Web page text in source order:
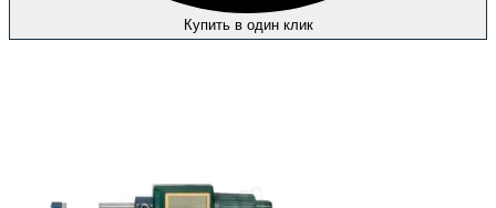
Купить в один клик